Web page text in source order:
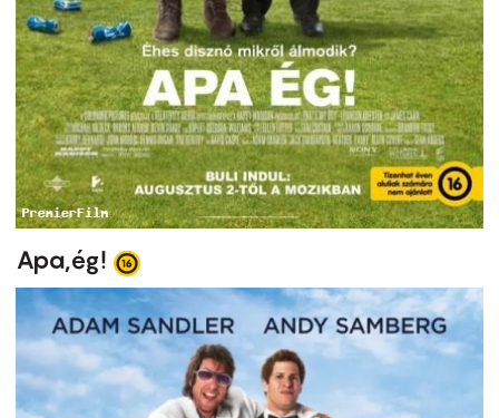
Apa,ég!